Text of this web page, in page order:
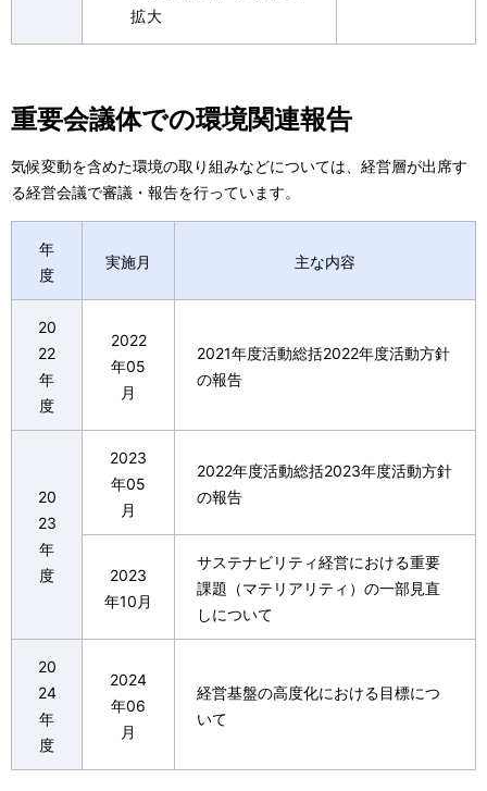
拡大
重要会議体での環境関連報告
気候変動を含めた環境の取り組みなどについては、経営層が出席す
る経営会議で審議・報告を行っています。
年
度
実施月 主な内容
20
22
年
度
2022
年05
月
2021年度活動総括2022年度活動方針
の報告
20
23
年
度
2023
年05
月
2022年度活動総括2023年度活動方針
の報告
2023
年10月
サステナビリティ経営における重要
課題（マテリアリティ）の一部見直
しについて
20
24
年
度
2024
年06
月
経営基盤の高度化における目標につ
いて